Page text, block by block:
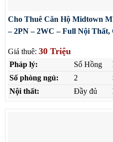
Cho Thuê Căn Hộ Midtown
– 2PN – 2WC – Full Nội Thất,
Giá thuê: 30 Triệu
Pháp lý: Sổ Hồng
Số phòng ngủ:
2
Nội thất:
Đầy đủ